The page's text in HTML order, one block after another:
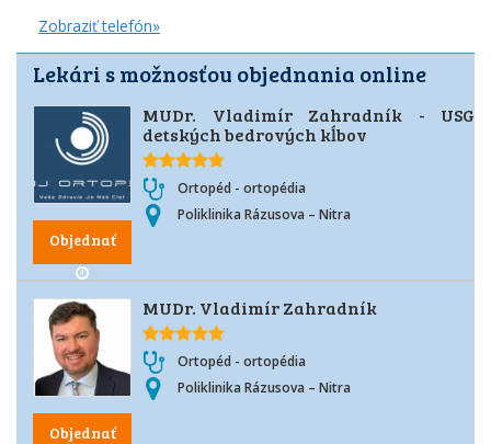
Zobraziť telefón»
Lekári s možnosťou objednania online
Objednať
MUDr. Vladimír Zahradník - USG
detských bedrových kĺbov
Ortopéd - ortopédia
Poliklinika Rázusova – Nitra
Objednať
MUDr. Vladimír Zahradník
Ortopéd - ortopédia
Poliklinika Rázusova – Nitra